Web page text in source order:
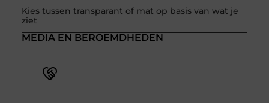
Kies tussen transparant of mat op basis van wat je
ziet
MEDIA EN BEROEMDHEDEN